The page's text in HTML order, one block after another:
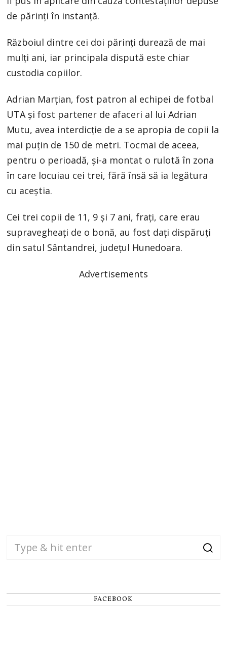
de părinți în instanță.
Războiul dintre cei doi părinți durează de mai
mulți ani, iar principala dispută este chiar
custodia copiilor.
Adrian Marțian, fost patron al echipei de fotbal
UTA și fost partener de afaceri al lui Adrian
Mutu, avea interdicție de a se apropia de copii la
mai puțin de 150 de metri. Tocmai de aceea,
pentru o perioadă, și-a montat o rulotă în zona
în care locuiau cei trei, fără însă să ia legătura
cu aceștia.
Cei trei copii de 11, 9 şi 7 ani, frați, care erau
supravegheați de o bonă, au fost dați dispăruți
din satul Sântandrei, judeţul Hunedoara.
Advertisements
FACEBOOK